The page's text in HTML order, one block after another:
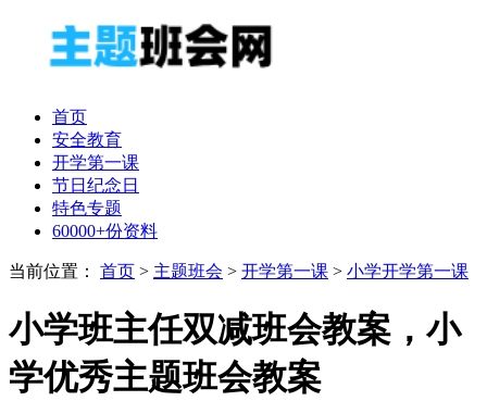
首页
安全教育
开学第一课
节日纪念日
特色专题
60000+份资料
当前位置： 首页 > 主题班会 > 开学第一课 > 小学开学第一课
小学班主任双减班会教案，小
学优秀主题班会教案